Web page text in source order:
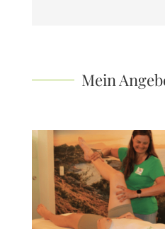
Mein